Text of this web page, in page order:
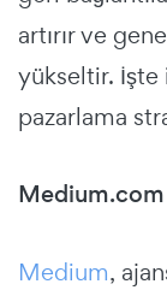
artırır ve
yükseltir. İşte
pazarlama
Medium.com
Medium,